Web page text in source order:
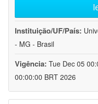
Instituição/UF/País:
- MG - Brasil
Vigência: Tue Dec 05
00:00:00 BRT 2026